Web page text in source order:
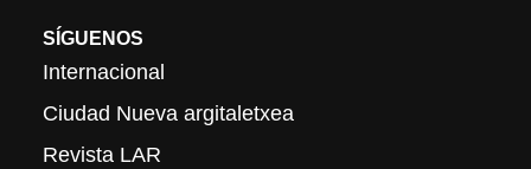
SÍGUENOS
Internacional
Ciudad Nueva argitaletxea
Revista LAR